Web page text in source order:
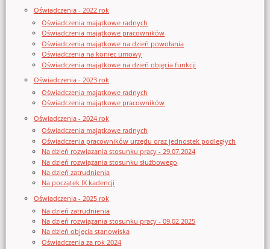
Oświadczenia - 2022 rok
Oświadczenia majątkowe radnych
Oświadczenia majątkowe pracowników
Oświadczenia majątkowe na dzień powołania
Oświadczenia na koniec umowy
Oświadczenia majątkowe na dzień objęcia funkcji
Oświadczenia - 2023 rok
Oświadczenia majątkowe radnych
Oświadczenia majątkowe pracowników
Oświadczenia - 2024 rok
Oświadczenia majątkowe radnych
Oświadczenia pracowników urzędu oraz jednostek podległych
Na dzień rozwiązania stosunku pracy - 29.07.2024
Na dzień rozwiązania stosunku służbowego
Na dzień zatrudnienia
Na początek IX kadencji
Oświadczenia - 2025 rok
Na dzień zatrudnienia
Na dzień rozwiązania stosunku pracy - 09.02.2025
Na dzień objęcia stanowiska
Oświadczenia za rok 2024